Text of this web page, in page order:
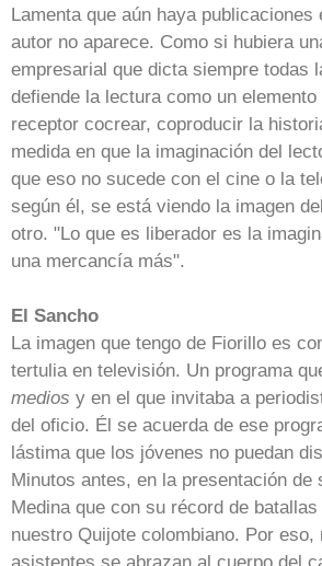
Lamenta que aún haya
autor no aparece. Como si hubiera
empresarial que dicta siempre todas
defiende la lectura como un
receptor cocrear, coproducir la
medida en que la imaginación del
que eso no sucede con el cine o la
según él, se está viendo la imagen
otro. "Lo que es liberador es la
una mercancía más".
El Sancho
La imagen que tengo de Fiorillo es
tertulia en televisión. Un programa
medios y en el que invitaba a
del oficio. Él se acuerda de ese
lástima que los jóvenes no puedan
Minutos antes, en la presentación de
Medina que con su récord de
nuestro Quijote colombiano. Por